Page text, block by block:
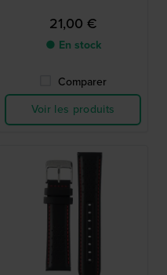
21,00 €
● En stock
Comparer
Voir les produits